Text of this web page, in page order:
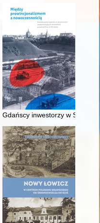
rodu Ślązaka
Gdańscy inwestorzy w